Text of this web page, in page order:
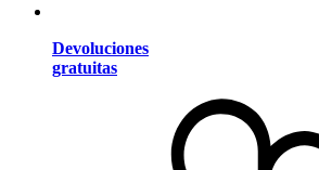
Devoluciones
gratuitas